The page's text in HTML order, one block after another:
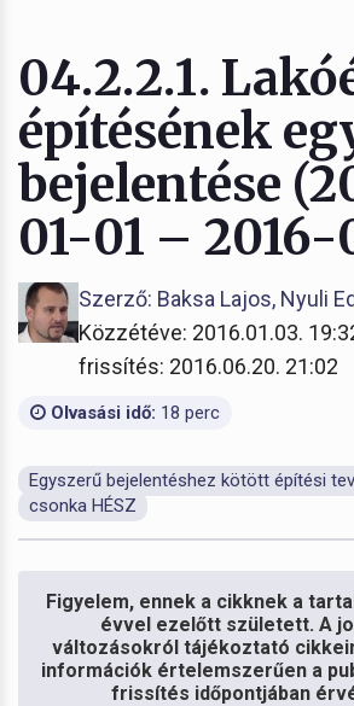
04.2.2.1.
építésének
bejelentése
01-01 –
Szerző: Baksa Lajos, Nyuli
Közzétéve: 2016.01.03.
frissítés: 2016.06.20. 21:02
Olvasási idő: 18 perc
Egyszerű bejelentéshez kötött építési
csonka HÉSZ
Figyelem, ennek a cikknek a
évvel ezelőtt született. A
változásokról tájékoztató
információk értelemszerűen a
frissítés időpontjában